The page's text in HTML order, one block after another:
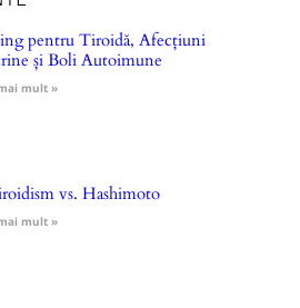
pentru Tiroidă, Afecțiuni
și Boli Autoimune
mult »
vs. Hashimoto
mult »